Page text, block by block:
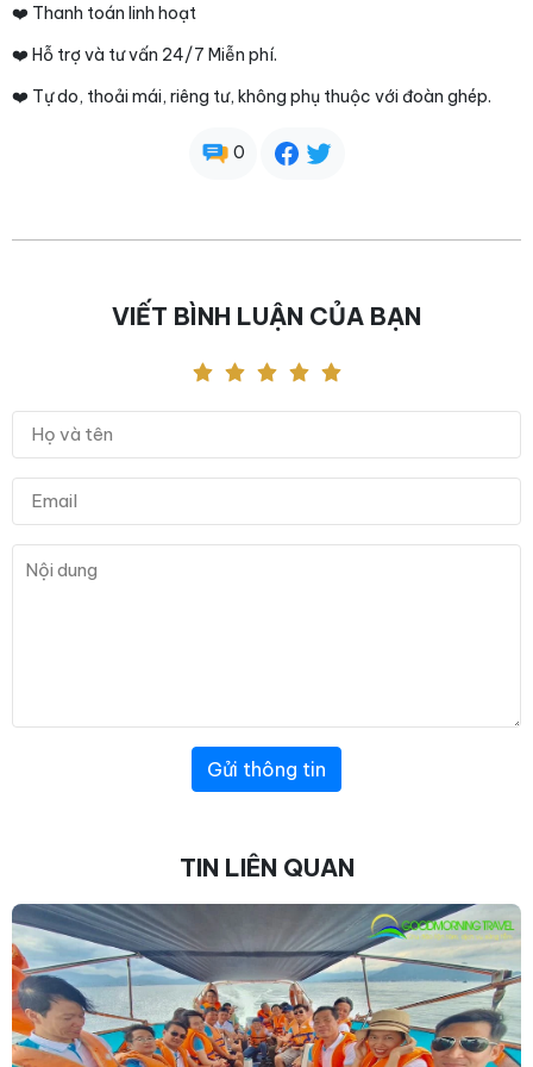
❤️ Thanh toán linh hoạt
❤️ Hỗ trợ và tư vấn 24/7 Miễn phí.
❤️ Tự do, thoải mái, riêng tư, không phụ thuộc với đoàn ghép.
0
VIẾT BÌNH LUẬN CỦA BẠN
Gửi thông tin
TIN LIÊN QUAN